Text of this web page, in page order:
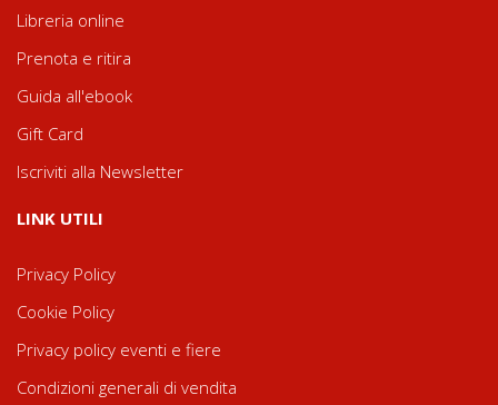
Libreria online
Prenota e ritira
Guida all'ebook
Gift Card
Iscriviti alla Newsletter
LINK UTILI
Privacy Policy
Cookie Policy
Privacy policy eventi e fiere
Condizioni generali di vendita